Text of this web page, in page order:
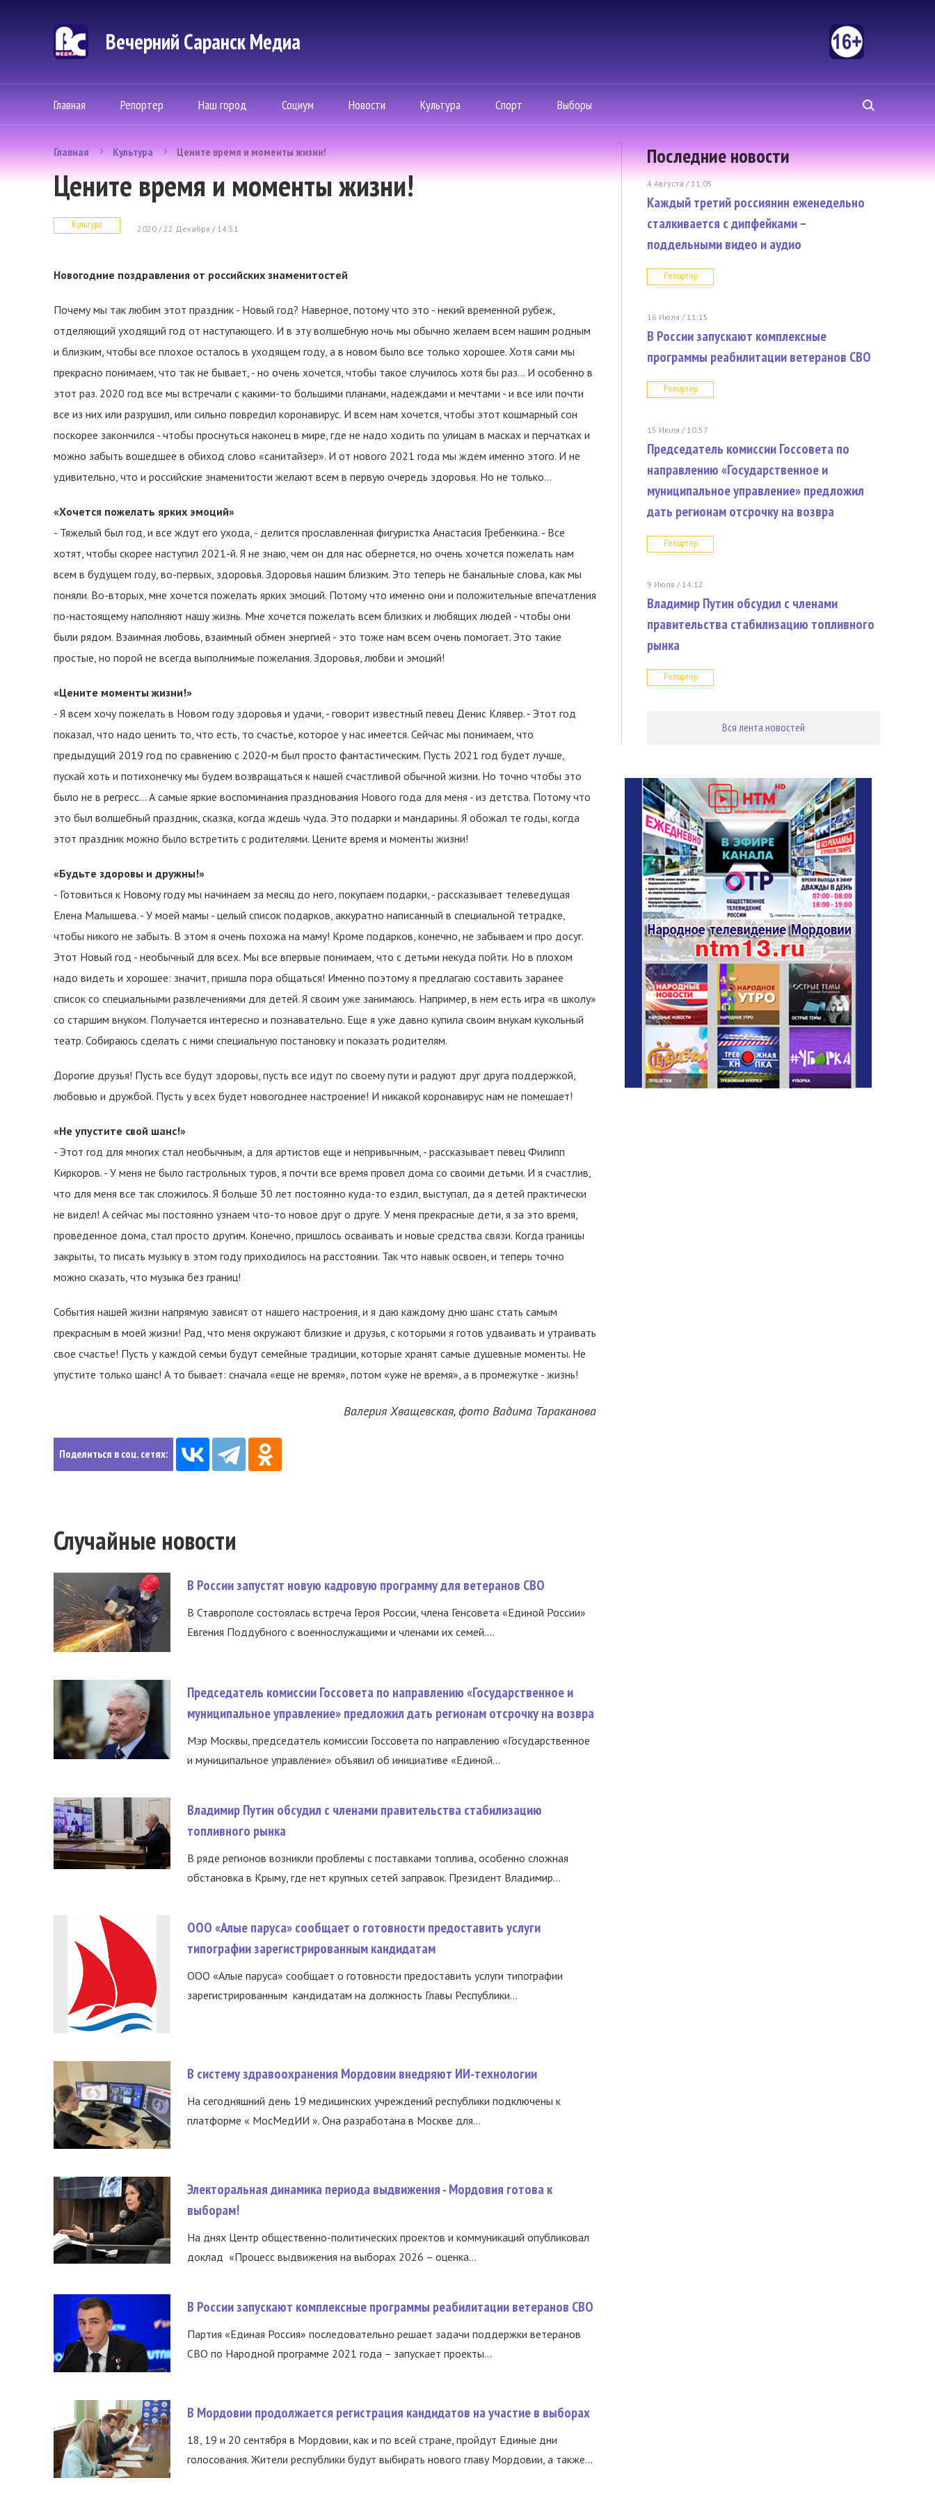
Вечерний Саранск Mедиа
Главная Репортер Наш город Социум Новости Культура Спорт Выборы
Главная Культура Цените время и моменты жизни!
Цените время и моменты жизни!
Культура 2020 / 22 Декабря / 14:51
Новогодние поздравления от российских знаменитостей
Почему мы так любим этот праздник - Новый год? Наверное, потому что это - некий временной рубеж,
отделяющий уходящий год от наступающего. И в эту волшебную ночь мы обычно желаем всем нашим родным
и близким, чтобы все плохое осталось в уходящем году, а в новом было все только хорошее. Хотя сами мы
прекрасно понимаем, что так не бывает, - но очень хочется, чтобы такое случилось хотя бы раз… И особенно в
этот раз. 2020 год все мы встречали с какими-то большими планами, надеждами и мечтами - и все или почти
все из них или разрушил, или сильно повредил коронавирус. И всем нам хочется, чтобы этот кошмарный сон
поскорее закончился - чтобы проснуться наконец в мире, где не надо ходить по улицам в масках и перчатках и
можно забыть вошедшее в обиход слово «санитайзер». И от нового 2021 года мы ждем именно этого. И не
удивительно, что и российские знаменитости желают всем в первую очередь здоровья. Но не только…
«Хочется пожелать ярких эмоций»
- Тяжелый был год, и все ждут его ухода, - делится прославленная фигуристка Анастасия Гребенкина. - Все
хотят, чтобы скорее наступил 2021-й. Я не знаю, чем он для нас обернется, но очень хочется пожелать нам
всем в будущем году, во-первых, здоровья. Здоровья нашим близким. Это теперь не банальные слова, как мы
поняли. Во-вторых, мне хочется пожелать ярких эмоций. Потому что именно они и положительные впечатления
по-настоящему наполняют нашу жизнь. Мне хочется пожелать всем близких и любящих людей - чтобы они
были рядом. Взаимная любовь, взаимный обмен энергией - это тоже нам всем очень помогает. Это такие
простые, но порой не всегда выполнимые пожелания. Здоровья, любви и эмоций!
«Цените моменты жизни!»
- Я всем хочу пожелать в Новом году здоровья и удачи, - говорит известный певец Денис Клявер. - Этот год
показал, что надо ценить то, что есть, то счастье, которое у нас имеется. Сейчас мы понимаем, что
предыдущий 2019 год по сравнению с 2020-м был просто фантастическим. Пусть 2021 год будет лучше,
пускай хоть и потихонечку мы будем возвращаться к нашей счастливой обычной жизни. Но точно чтобы это
было не в регресс… А самые яркие воспоминания празднования Нового года для меня - из детства. Потому что
это был волшебный праздник, сказка, когда ждешь чуда. Это подарки и мандарины. Я обожал те годы, когда
этот праздник можно было встретить с родителями. Цените время и моменты жизни!
«Будьте здоровы и дружны!»
- Готовиться к Новому году мы начинаем за месяц до него, покупаем подарки, - рассказывает телеведущая
Елена Малышева. - У моей мамы - целый список подарков, аккуратно написанный в специальной тетрадке,
чтобы никого не забыть. В этом я очень похожа на маму! Кроме подарков, конечно, не забываем и про досуг.
Этот Новый год - необычный для всех. Мы все впервые понимаем, что с детьми некуда пойти. Но в плохом
надо видеть и хорошее: значит, пришла пора общаться! Именно поэтому я предлагаю составить заранее
список со специальными развлечениями для детей. Я своим уже занимаюсь. Например, в нем есть игра «в школу»
со старшим внуком. Получается интересно и познавательно. Еще я уже давно купила своим внукам кукольный
театр. Собираюсь сделать с ними специальную постановку и показать родителям.
Дорогие друзья! Пусть все будут здоровы, пусть все идут по своему пути и радуют друг друга поддержкой,
любовью и дружбой. Пусть у всех будет новогоднее настроение! И никакой коронавирус нам не помешает!
«Не упустите свой шанс!»
- Этот год для многих стал необычным, а для артистов еще и непривычным, - рассказывает певец Филипп
Киркоров. - У меня не было гастрольных туров, я почти все время провел дома со своими детьми. И я счастлив,
что для меня все так сложилось. Я больше 30 лет постоянно куда-то ездил, выступал, да я детей практически
не видел! А сейчас мы постоянно узнаем что-то новое друг о друге. У меня прекрасные дети, я за это время,
проведенное дома, стал просто другим. Конечно, пришлось осваивать и новые средства связи. Когда границы
закрыты, то писать музыку в этом году приходилось на расстоянии. Так что навык освоен, и теперь точно
можно сказать, что музыка без границ!
События нашей жизни напрямую зависят от нашего настроения, и я даю каждому дню шанс стать самым
прекрасным в моей жизни! Рад, что меня окружают близкие и друзья, с которыми я готов удваивать и утраивать
свое счастье! Пусть у каждой семьи будут семейные традиции, которые хранят самые душевные моменты. Не
упустите только шанс! А то бывает: сначала «еще не время», потом «уже не время», а в промежутке - жизнь!
Валерия Хващевская, фото Вадима Тараканова
Поделиться в соц. сетях:
Случайные новости
В России запустят новую кадровую программу для ветеранов СВО
В Ставрополе состоялась встреча Героя России, члена Генсовета «Единой России»
Евгения Поддубного с военнослужащими и членами их семей....
Председатель комиссии Госсовета по направлению «Государственное и
муниципальное управление» предложил дать регионам отсрочку на возвра
Мэр Москвы, председатель комиссии Госсовета по направлению «Государственное
и муниципальное управление» объявил об инициативе «Единой...
Владимир Путин обсудил с членами правительства стабилизацию
топливного рынка
В ряде регионов возникли проблемы с поставками топлива, особенно сложная
обстановка в Крыму, где нет крупных сетей заправок. Президент Владимир...
ООО «Алые паруса» сообщает о готовности предоставить услуги
типографии зарегистрированным кандидатам
ООО «Алые паруса» сообщает о готовности предоставить услуги типографии
зарегистрированным кандидатам на должность Главы Республики...
В систему здравоохранения Мордовии внедряют ИИ-технологии
На сегодняшний день 19 медицинских учреждений республики подключены к
платформе « МосМедИИ ». Она разработана в Москве для...
Электоральная динамика периода выдвижения - Мордовия готова к
выборам!
На днях Центр общественно-политических проектов и коммуникаций опубликовал
доклад «Процесс выдвижения на выборах 2026 – оценка...
В России запускают комплексные программы реабилитации ветеранов СВО
Партия «Единая Россия» последовательно решает задачи поддержки ветеранов
СВО по Народной программе 2021 года – запускает проекты...
В Мордовии продолжается регистрация кандидатов на участие в выборах
18, 19 и 20 сентября в Мордовии, как и по всей стране, пройдут Единые дни
голосования. Жители республики будут выбирать нового главу Мордовии, а также...
Последние новости
4 Августа / 11:05
Каждый третий россиянин еженедельно
сталкивается с дипфейками –
поддельными видео и аудио
Репортер
16 Июля / 11:15
В России запускают комплексные
программы реабилитации ветеранов СВО
Репортер
15 Июля / 10:57
Председатель комиссии Госсовета по
направлению «Государственное и
муниципальное управление» предложил
дать регионам отсрочку на возвра
Репортер
9 Июля / 14:12
Владимир Путин обсудил с членами
правительства стабилизацию топливного
рынка
Репортер
Вся лента новостей